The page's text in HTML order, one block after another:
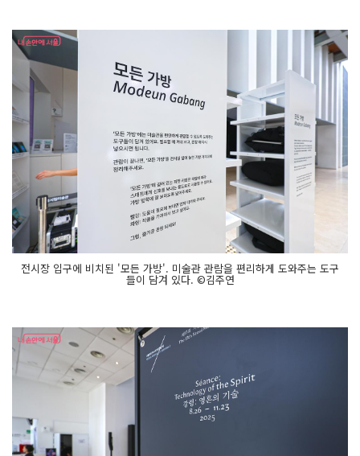
전시장 입구에 비치된 '모든 가방'. 미술관 관람을 편리하게 도와주는 도구
들이 담겨 있다. ©김주연